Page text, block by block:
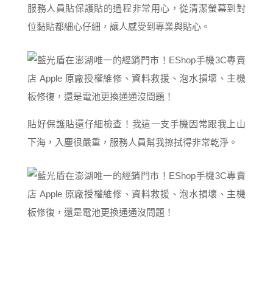
服務人員貼保護貼的過程非常用心，從清潔螢幕到對
位黏貼都細心仔細，讓人感受到專業與貼心。
貼好保護貼還仔細檢查！我這一支手機因常跟我上山
下海，入塵很嚴重，服務人員幫我擦拭得非常乾淨。